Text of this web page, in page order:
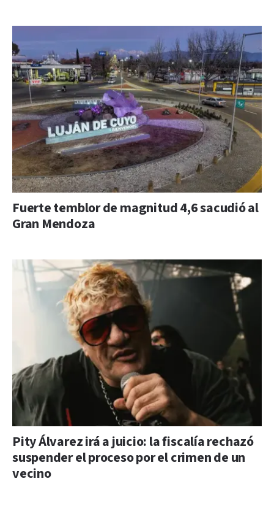
Fuerte temblor de magnitud 4,6 sacudió al
Gran Mendoza
Pity Álvarez irá a juicio: la fiscalía rechazó
suspender el proceso por el crimen de un
vecino